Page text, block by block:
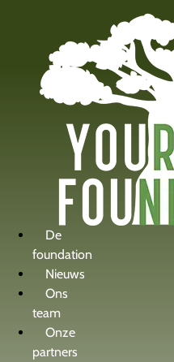
De
foundation
Nieuws
Ons
team
Onze
partners